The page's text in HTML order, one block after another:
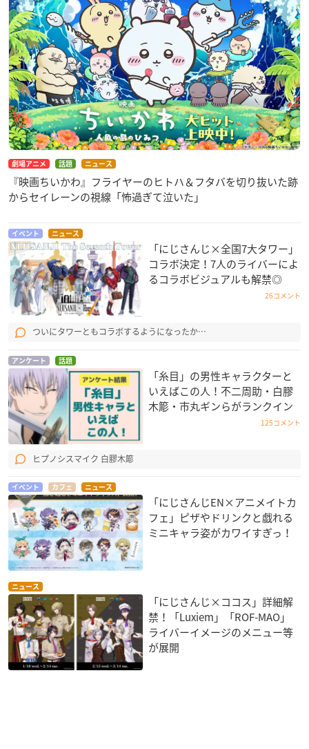
劇場アニメ 話題 ニュース
『映画ちいかわ』フライヤーのヒトハ＆フタバを切り抜いた跡
からセイレーンの視線「怖過ぎて泣いた」
イベント ニュース
「にじさんじ×全国7大タワー」
コラボ決定！7人のライバーによ
るコラボビジュアルも解禁◎
26コメント
ついにタワーともコラボするようになったか…
アンケート 話題
「糸目」の男性キャラクターと
いえばこの人！不二周助・白膠
木簓・市丸ギンらがランクイン
125コメント
ヒプノシスマイク 白膠木簓
イベント カフェ ニュース
「にじさんじEN×アニメイトカ
フェ」ピザやドリンクと戯れる
ミニキャラ姿がカワイすぎっ！
ニュース
「にじさんじ×ココス」詳細解
禁！「Luxiem」「ROF-MAO」
ライバーイメージのメニュー等
が展開